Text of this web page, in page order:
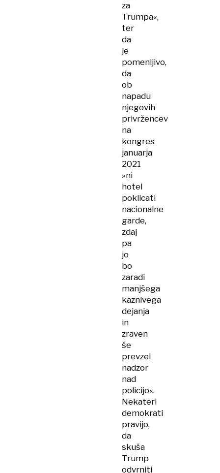
za
Trumpa«,
ter
da
je
pomenljivo,
da
ob
napadu
njegovih
privržencev
na
kongres
januarja
2021
»ni
hotel
poklicati
nacionalne
garde,
zdaj
pa
jo
bo
zaradi
manjšega
kaznivega
dejanja
in
zraven
še
prevzel
nadzor
nad
policijo«.
Nekateri
demokrati
pravijo,
da
skuša
Trump
odvrniti